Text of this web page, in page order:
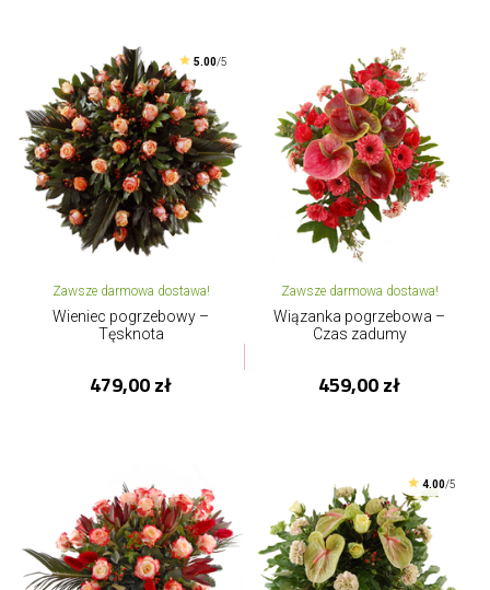
5.00/5
Zawsze darmowa dostawa!
Wieniec pogrzebowy –
Tęsknota
479,00 zł
Zawsze darmowa dostawa!
Wiązanka pogrzebowa –
Czas zadumy
459,00 zł
4.00/5